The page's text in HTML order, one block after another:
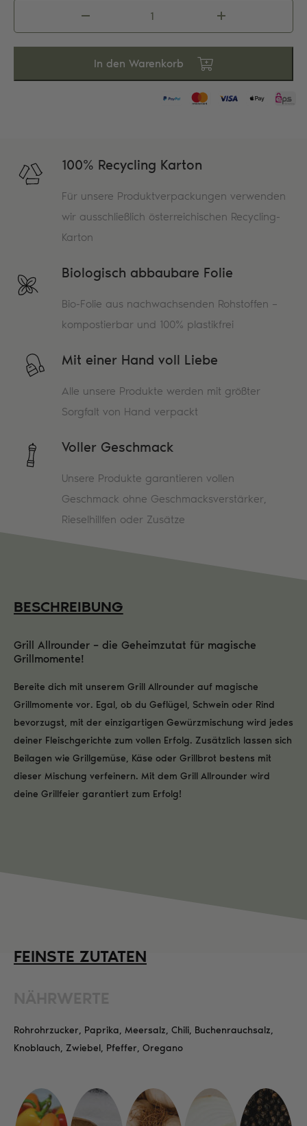
In den Warenkorb
100% Recycling Karton
Für unsere Produktverpackungen verwenden
wir ausschließlich österreichischen Recycling-
Karton
Biologisch abbaubare Folie
Bio-Folie aus nachwachsenden Rohstoffen –
kompostierbar und 100% plastikfrei
Mit einer Hand voll Liebe
Alle unsere Produkte werden mit größter
Sorgfalt von Hand verpackt
Voller Geschmack
Unsere Produkte garantieren vollen
Geschmack ohne Geschmacksverstärker,
Rieselhillfen oder Zusätze
BESCHREIBUNG
Grill Allrounder – die Geheimzutat für magische
Grillmomente!
Bereite dich mit unserem Grill Allrounder auf magische
Grillmomente vor. Egal, ob du Geflügel, Schwein oder Rind
bevorzugst, mit der einzigartigen Gewürzmischung wird jedes
deiner Fleischgerichte zum vollen Erfolg. Zusätzlich lassen sich
Beilagen wie Grillgemüse, Käse oder Grillbrot bestens mit
dieser Mischung verfeinern. Mit dem Grill Allrounder wird
deine Grillfeier garantiert zum Erfolg!
FEINSTE ZUTATEN
Rohrohrzucker, Paprika, Meersalz, Chili, Buchenrauchsalz,
Knoblauch, Zwiebel, Pfeffer, Oregano